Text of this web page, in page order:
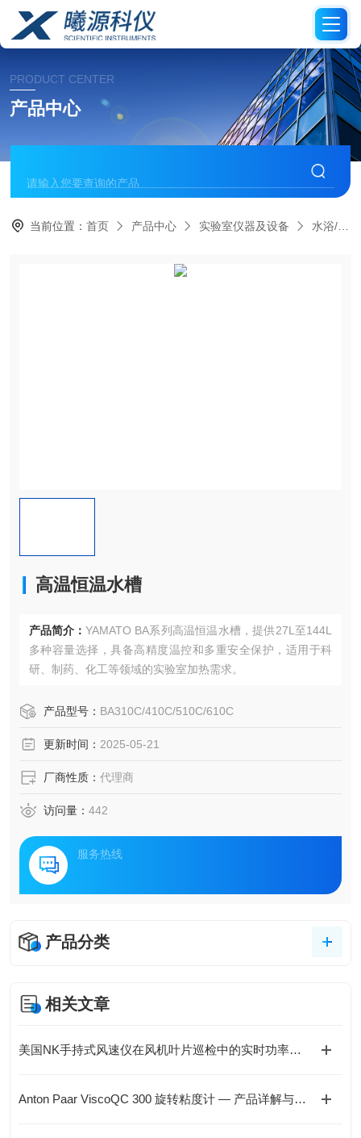
PRODUCT CENTER
产品中心
当前位置：首页 产品中心 实验室仪器及设备 水浴/油浴/恒温槽
高温恒温水槽
产品简介： YAMATO BA系列高温恒温水槽，提供27L至144L
多种容量选择，具备高精度温控和多重安全保护，适用于科
研、制药、化工等领域的实验室加热需求。
产品型号： BA310C/410C/510C/610C
更新时间： 2025-05-21
厂商性质： 代理商
访问量： 442
服务热线
产品分类
相关文章
美国NK手持式风速仪在风机叶片巡检中的实时功率预测实践
Anton Paar ViscoQC 300 旋转粘度计 — 产品详解与选型指南